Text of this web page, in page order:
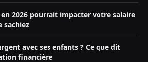
2026 pourrait impacter votre salaire
sachiez
avec ses enfants ? Ce que dit
financière